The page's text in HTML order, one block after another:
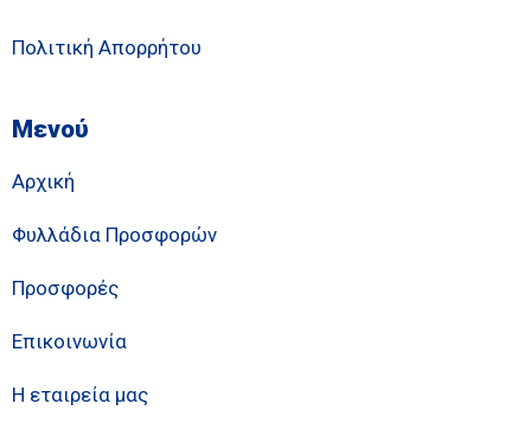
Πολιτική Απορρήτου
Μενού
Αρχική
Φυλλάδια Προσφορών
Προσφορές
Επικοινωνία
Η εταιρεία μας